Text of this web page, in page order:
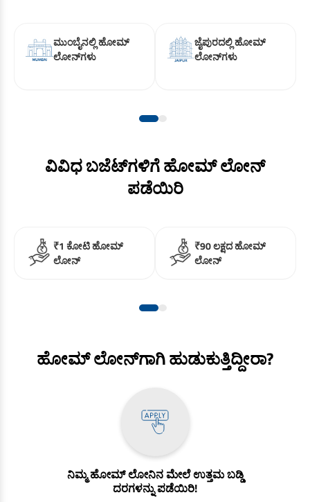
ಮುಂಬೈನಲ್ಲಿ ಹೋಮ್
ಲೋನ್‌ಗಳು
ಜೈಪುರದಲ್ಲಿ ಹೋಮ್
ಲೋನ್‌ಗಳು
ವಿವಿಧ ಬಜೆಟ್‌ಗಳಿಗೆ ಹೋಮ್ ಲೋನ್
ಪಡೆಯಿರಿ
₹1 ಕೋಟಿ ಹೋಮ್
ಲೋನ್
₹90 ಲಕ್ಷದ ಹೋಮ್
ಲೋನ್
ಹೋಮ್ ಲೋನ್‌ಗಾಗಿ ಹುಡುಕುತ್ತಿದ್ದೀರಾ?
ನಿಮ್ಮ ಹೋಮ್ ಲೋನಿನ ಮೇಲೆ ಉತ್ತಮ ಬಡ್ಡಿ
ದರಗಳನ್ನು ಪಡೆಯಿರಿ!
ಗೋಲ್ಡ್ ಲೋನ್